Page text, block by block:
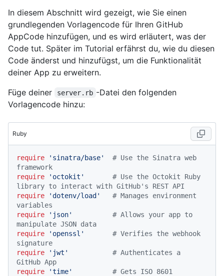
In diesem Abschnitt wird gezeigt, wie Sie einen
grundlegenden Vorlagencode für Ihren GitHub
AppCode hinzufügen, und es wird erläutert, was der
Code tut. Später im Tutorial erfährst du, wie du diesen
Code änderst und hinzufügst, um die Funktionalität
deiner App zu erweitern.
Füge deiner
server.rb -Datei den folgenden
Vorlagencode hinzu:
Ruby
require 'sinatra/base'
# Use the Sinatra web
framework
require
'octokit'
# Use the Octokit Ruby
library to interact with GitHub's REST API
require
'dotenv/load'
# Manages environment
variables
require
'json'
# Allows your app to
manipulate JSON data
require
'openssl'
# Verifies the webhook
signature
require
'jwt'
# Authenticates a
GitHub App
require
'time'
# Gets ISO 8601